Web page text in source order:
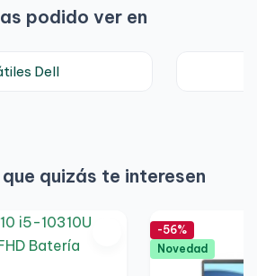
Va genial a buen precio. No habia
podido ver en
Dell
quizás te interesen
-56%
Novedad